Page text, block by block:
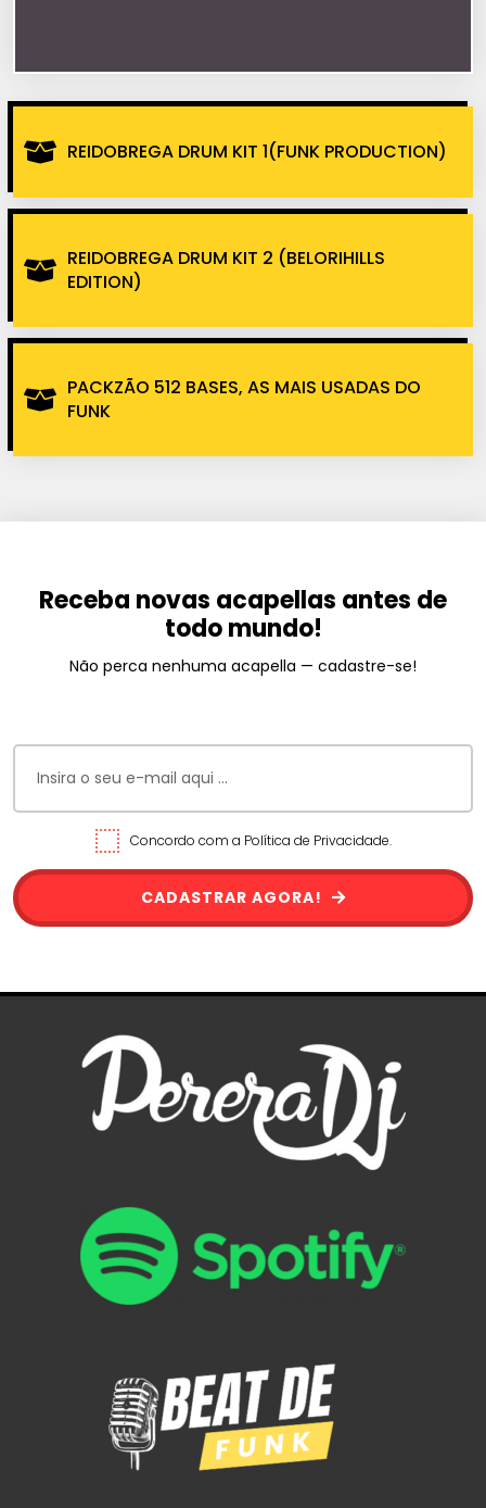
REIDOBREGA DRUM KIT 1(FUNK PRODUCTION)
REIDOBREGA DRUM KIT 2 (BELORIHILLS
EDITION)
PACKZÃO 512 BASES, AS MAIS USADAS DO
FUNK
Receba novas acapellas antes de
todo mundo!
Não perca nenhuma acapella — cadastre-se!
Concordo com a Política de Privacidade.
CADASTRAR AGORA!